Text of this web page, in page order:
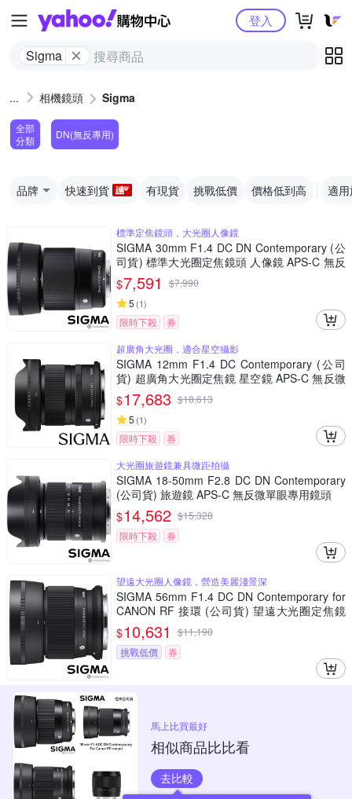
Yahoo購物中心
Sigma
登入
相機鏡頭 Sigma
全部
分類
DN(無反專用)
品牌 快速到貨 有現貨 挑戰低價 價格低到高 適
標準定焦鏡頭，大光圈人像鏡
SIGMA 30mm F1.4 DC DN Contemporary (公
司貨) 標準大光圈定焦鏡頭 人像鏡 APS-C 無反
微單眼專用鏡頭
$7,591 $7,990
5 (1)
限時下殺
券
超廣角大光圈，適合星空攝影
SIGMA 12mm F1.4 DC Contemporary (公司
貨) 超廣角大光圈定焦鏡 星空鏡 APS-C 無反微
單眼專用鏡頭
$17,683 $18,613
5 (1)
限時下殺
券
大光圈旅遊鏡兼具微距拍攝
SIGMA 18-50mm F2.8 DC DN Contemporary
(公司貨) 旅遊鏡 APS-C 無反微單眼專用鏡頭
$14,562 $15,328
限時下殺
券
望遠大光圈人像鏡，營造美麗淺景深
SIGMA 56mm F1.4 DC DN Contemporary for
CANON RF 接環 (公司貨) 望遠大光圈定焦鏡
人像鏡 APS-C 無反微單眼專用鏡頭
$10,631 $11,190
挑戰低價
券
馬上比買最好
相似商品比比看
去比較